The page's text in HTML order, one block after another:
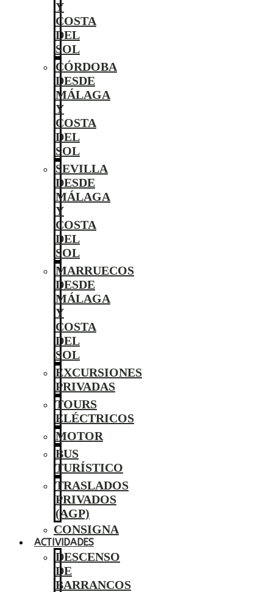
Y
COSTA
DEL
SOL
CÓRDOBA
DESDE
MÁLAGA
Y
COSTA
DEL
SOL
SEVILLA
DESDE
MÁLAGA
Y
COSTA
DEL
SOL
MARRUECOS
DESDE
MÁLAGA
Y
COSTA
DEL
SOL
EXCURSIONES
PRIVADAS
TOURS
ELÉCTRICOS
MOTOR
BUS
TURÍSTICO
TRASLADOS
PRIVADOS
(AGP)
CONSIGNA
ACTIVIDADES
DESCENSO
DE
BARRANCOS